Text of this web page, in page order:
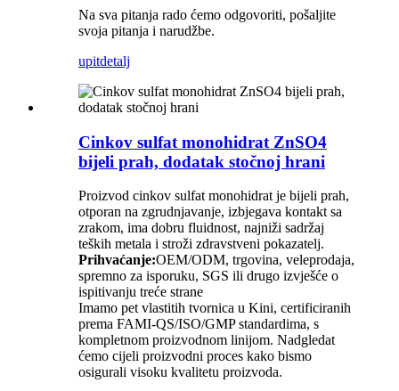
Na sva pitanja rado ćemo odgovoriti, pošaljite
svoja pitanja i narudžbe.
upitdetalj
Cinkov sulfat monohidrat ZnSO4
bijeli prah, dodatak stočnoj hrani
Proizvod cinkov sulfat monohidrat je bijeli prah,
otporan na zgrudnjavanje, izbjegava kontakt sa
zrakom, ima dobru fluidnost, najniži sadržaj
teških metala i stroži zdravstveni pokazatelj.
Prihvaćanje:OEM/ODM, trgovina, veleprodaja,
spremno za isporuku, SGS ili drugo izvješće o
ispitivanju treće strane
Imamo pet vlastitih tvornica u Kini, certificiranih
prema FAMI-QS/ISO/GMP standardima, s
kompletnom proizvodnom linijom. Nadgledat
ćemo cijeli proizvodni proces kako bismo
osigurali visoku kvalitetu proizvoda.